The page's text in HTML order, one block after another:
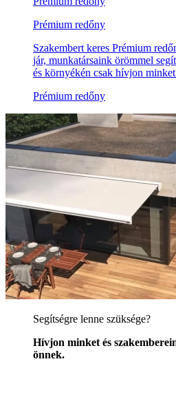
Prémium redőny
Szakembert keres Prémium
jár, munkatársaink örömmel
és környékén csak hívjon
Prémium redőny
Segítségre lenne szüksége?
Hívjon minket és
önnek.